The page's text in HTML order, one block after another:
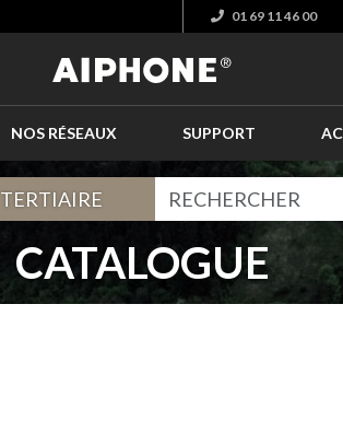
01 69 11 46 00
NOS RÉSEAUX SUPPORT
TERTIAIRE
CATALOGUE